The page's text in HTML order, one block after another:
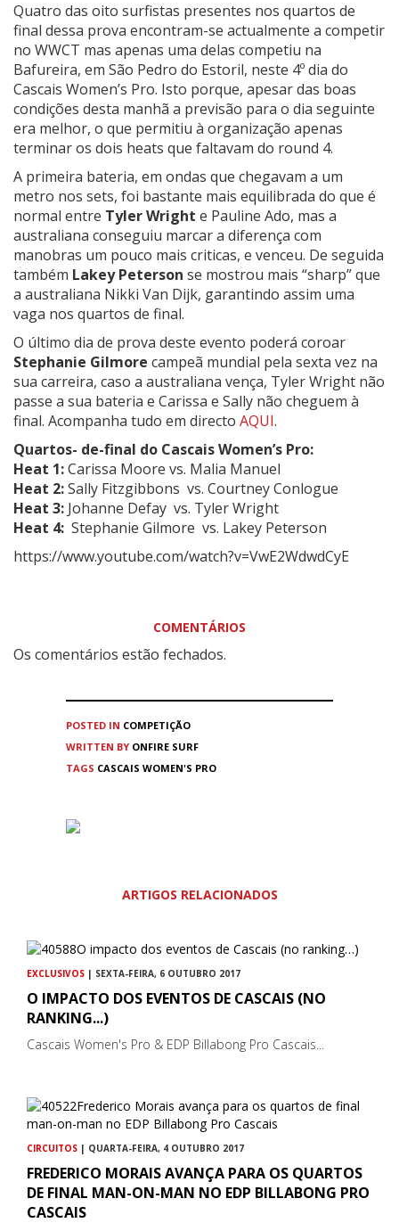
Quatro das oito surfistas presentes nos quartos de
final dessa prova encontram-se actualmente a competir
no WWCT mas apenas uma delas competiu na
Bafureira, em São Pedro do Estoril, neste 4º dia do
Cascais Women’s Pro. Isto porque, apesar das boas
condições desta manhã a previsão para o dia seguinte
era melhor, o que permitiu à organização apenas
terminar os dois heats que faltavam do round 4.
A primeira bateria, em ondas que chegavam a um
metro nos sets, foi bastante mais equilibrada do que é
normal entre Tyler Wright e Pauline Ado, mas a
australiana conseguiu marcar a diferença com
manobras um pouco mais criticas, e venceu. De seguida
também Lakey Peterson se mostrou mais “sharp” que
a australiana Nikki Van Dijk, garantindo assim uma
vaga nos quartos de final.
O último dia de prova deste evento poderá coroar
Stephanie Gilmore campeã mundial pela sexta vez na
sua carreira, caso a australiana vença, Tyler Wright não
passe a sua bateria e Carissa e Sally não cheguem à
final. Acompanha tudo em directo AQUI.
Quartos- de-final do Cascais Women’s Pro:
Heat 1:Carissa Moore vs. Malia Manuel
Heat 2:Sally Fitzgibbons vs. Courtney Conlogue
Heat 3: Johanne Defay vs. Tyler Wright
Heat 4: Stephanie Gilmore vs. Lakey Peterson
https://www.youtube.com/watch?v=VwE2WdwdCyE
COMENTÁRIOS
Os comentários estão fechados.
POSTED IN COMPETIÇÃO
WRITTEN BY ONFIRE SURF
TAGS CASCAIS WOMEN'S PRO
ARTIGOS RELACIONADOS
EXCLUSIVOS | SEXTA-FEIRA, 6 OUTUBRO 2017
O IMPACTO DOS EVENTOS DE CASCAIS (NO
RANKING...)
Cascais Women's Pro & EDP Billabong Pro Cascais...
CIRCUITOS | QUARTA-FEIRA, 4 OUTUBRO 2017
FREDERICO MORAIS AVANÇA PARA OS QUARTOS
DE FINAL MAN-ON-MAN NO EDP BILLABONG PRO
CASCAIS